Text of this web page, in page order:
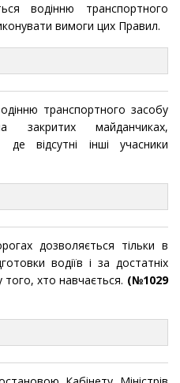
водінню транспортного
вимоги цих Правил.
транспортного засобу
закритих майданчиках,
відсутні інші учасники
дозволяється тільки в
водіїв і за достатніх
хто навчається. (№1029